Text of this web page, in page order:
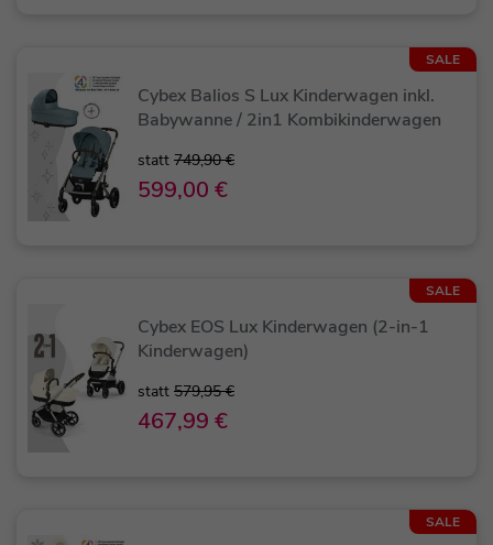
SALE
Cybex Balios S Lux Kinderwagen inkl.
Babywanne / 2in1 Kombikinderwagen
statt 749,90 €
599,00 €
SALE
Cybex EOS Lux Kinderwagen (2-in-1
Kinderwagen)
statt 579,95 €
467,99 €
SALE